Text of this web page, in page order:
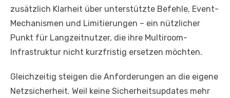
zusätzlich Klarheit über unterstützte Befehle, Event-
Mechanismen und Limitierungen – ein nützlicher
Punkt für Langzeitnutzer, die ihre Multiroom-
Infrastruktur nicht kurzfristig ersetzen möchten.
Gleichzeitig steigen die Anforderungen an die eigene
Netzsicherheit. Weil keine Sicherheitsupdates mehr